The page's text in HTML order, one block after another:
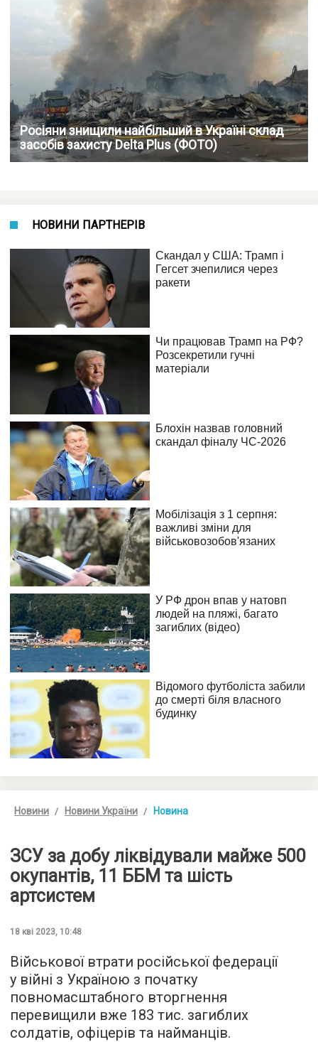
Росіяни знищили найбільший в Україні склад
засобів захисту Delta Plus (ФОТО)
НОВИНИ ПАРТНЕРІВ
Новини Новини України Новина
ЗСУ за добу ліквідували майже 500
окупантів, 11 ББМ та шість
артсистем
18 кві 2023, 10:48
Військової втрати російської федерації
у війні з Україною з початку
повномасштабного вторгнення
перевищили вже 183 тис. загиблих
солдатів, офіцерів та найманців.